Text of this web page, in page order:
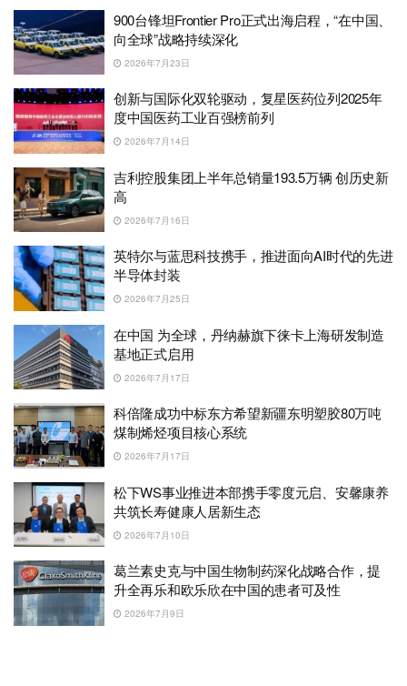
900台锋坦Frontier Pro正式出海启程，“在中国、
向全球”战略持续深化
2026年7月23日
创新与国际化双轮驱动，复星医药位列2025年
度中国医药工业百强榜前列
2026年7月14日
吉利控股集团上半年总销量193.5万辆 创历史新
高
2026年7月16日
英特尔与蓝思科技携手，推进面向AI时代的先进
半导体封装
2026年7月25日
在中国 为全球，丹纳赫旗下徕卡上海研发制造
基地正式启用
2026年7月17日
科倍隆成功中标东方希望新疆东明塑胶80万吨
煤制烯烃项目核心系统
2026年7月17日
松下WS事业推进本部携手零度元启、安馨康养
共筑长寿健康人居新生态
2026年7月10日
葛兰素史克与中国生物制药深化战略合作，提
升全再乐和欧乐欣在中国的患者可及性
2026年7月9日